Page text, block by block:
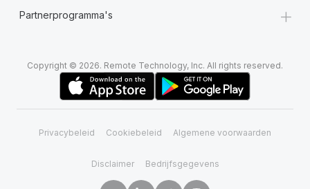
Partnerprogramma's +
Copyright © 2026. Remote Technology, Inc. All rights reserved.
Privacybeleid Cookiebeleid Algemene voorwaarden
Disclaimer Bedrijfsgegevens